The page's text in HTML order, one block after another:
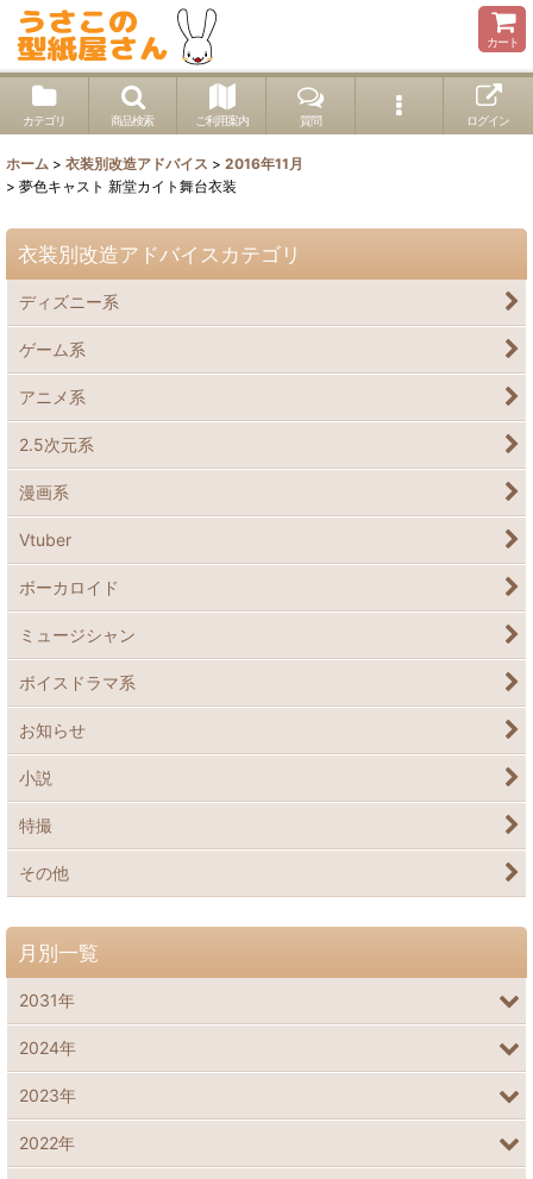
カート
カテゴリ 商品検索 ご利用案内 質問 ログイン
ホーム > 衣装別改造アドバイス > 2016年11月
> 夢色キャスト 新堂カイト舞台衣装
衣装別改造アドバイスカテゴリ
ディズニー系
ゲーム系
アニメ系
2.5次元系
漫画系
Vtuber
ボーカロイド
ミュージシャン
ボイスドラマ系
お知らせ
小説
特撮
その他
月別一覧
2031年
2024年
2023年
2022年